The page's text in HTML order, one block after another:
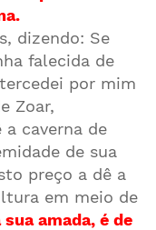
dizendo: Se
falecida de
por mim
Zoar,
a caverna de
de sua
preço a dê a
em meio de
amada, é de